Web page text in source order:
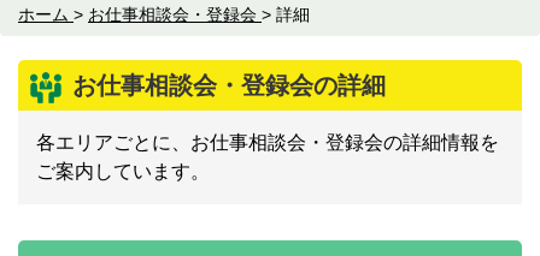
ホーム > お仕事相談会・登録会 > 詳細
お仕事相談会・登録会の詳細
各エリアごとに、お仕事相談会・登録会の詳細情報を
ご案内しています。